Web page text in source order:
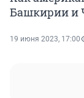
Башкирии и
19 июня 2023, 17:00